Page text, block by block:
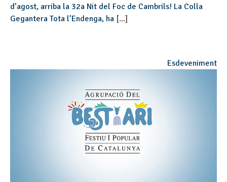
d’agost, arriba la 32a Nit del Foc de Cambrils! La Colla
Gegantera Tota l’Endenga, ha [...]
Esdeveniment